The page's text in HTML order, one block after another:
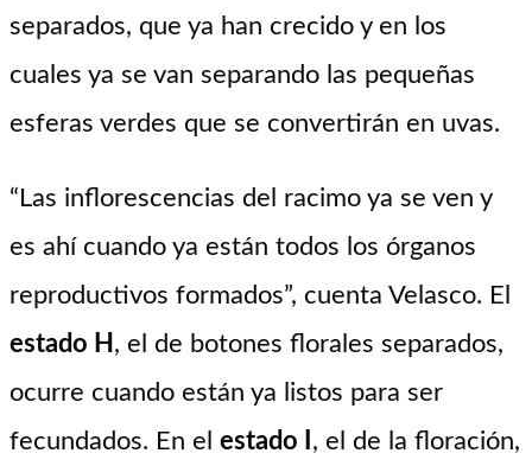
separados, que ya han crecido y en los
cuales ya se van separando las pequeñas
esferas verdes que se convertirán en uvas.
“Las inflorescencias del racimo ya se ven y
es ahí cuando ya están todos los órganos
reproductivos formados”, cuenta Velasco. El
estado H , el de botones florales separados,
ocurre cuando están ya listos para ser
fecundados. En el estado I , el de la floración,